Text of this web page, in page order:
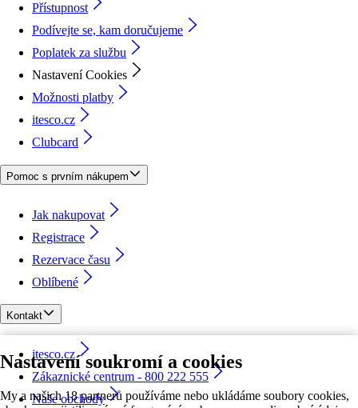
Nastavení soukromí a cookies
My a našich 18 partnerů používáme nebo ukládáme soubory cookies,
Přístupnost
Podívejte se, kam doručujeme
Poplatek za službu
Nastavení Cookies
Možnosti platby
itesco.cz
Clubcard
Pomoc s prvním nákupem
Jak nakupovat
Registrace
Rezervace času
Oblíbené
Kontakt
itesco.cz
Zákaznické centrum - 800 222 555
Naše obchody